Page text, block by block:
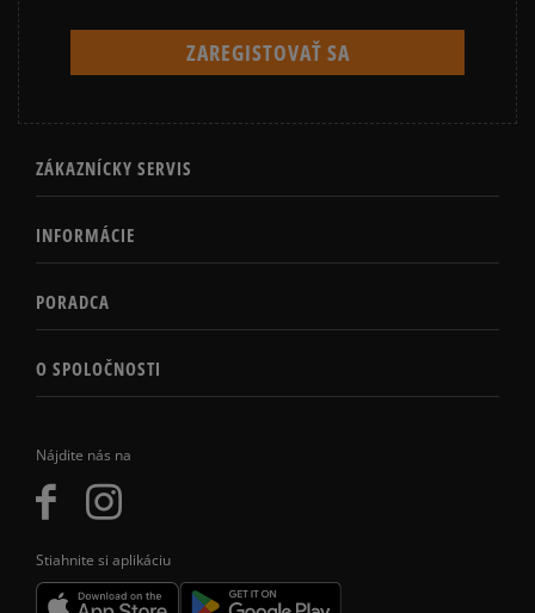
Nájdite nás na
Stiahnite si aplikáciu
ZÁKAZNÍCKY SERVIS
INFORMÁCIE
PORADCA
O SPOLOČNOSTI